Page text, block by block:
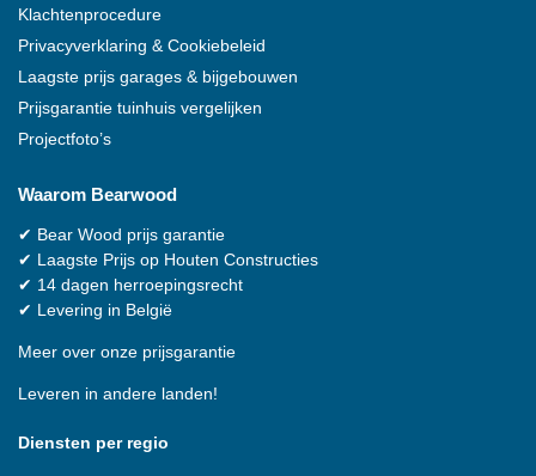
Klachtenprocedure
Privacyverklaring & Cookiebeleid
Laagste prijs garages & bijgebouwen
Prijsgarantie tuinhuis vergelijken
Projectfoto’s
Waarom Bearwood
✔ Bear Wood prijs garantie
✔ Laagste Prijs op Houten Constructies
✔ 14 dagen herroepingsrecht
✔ Levering in België
Meer over onze prijsgarantie
Leveren in andere landen!
Diensten per regio